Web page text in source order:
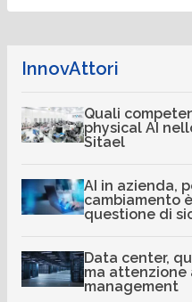
InnovAttori
Quali
physical AI
Sitael
AI in azienda,
cambiamento
questione di
Data center,
ma attenzione
management